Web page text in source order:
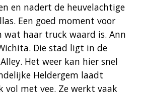
en nadert de heuvelachtige
Een goed moment voor
wat haar truck waard is. Ann
Die stad ligt in de
Het weer kan hier snel
Heldergem laadt
vol met vee. Ze werkt vaak